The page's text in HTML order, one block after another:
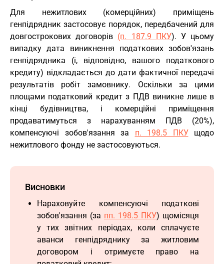
Для нежитлових (комерційних) приміщень
генпідрядник застосовує порядок, передбачений для
довгострокових договорів (п. 187.9 ПКУ). У цьому
випадку дата виникнення податкових зобов'язань
генпідрядника (і, відповідно, вашого податкового
кредиту) відкладається до дати фактичної передачі
результатів робіт замовнику. Оскільки за цими
площами податковий кредит з ПДВ виникне лише в
кінці будівництва, і комерційні приміщення
продаватимуться з нарахуванням ПДВ (20%),
компенсуючі зобов'язання за п. 198.5 ПКУщодо
нежитлового фонду не застосовуються.
Висновки
Нараховуйте компенсуючі податкові
зобов'язання (за пп. 198.5 ПКУ) щомісяця
у тих звітних періодах, коли сплачуєте
аванси генпідряднику за житловим
договором і отримуєте право на